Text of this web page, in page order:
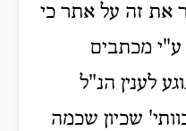
את זה על אתר כי
מכתבים
לענין הנ"ל
שכיון שכמה